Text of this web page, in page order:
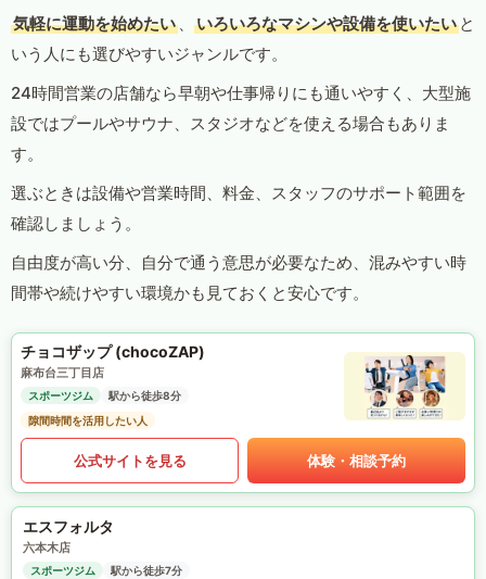
気軽に運動を始めたい 、 いろいろなマシンや設備を使いたい と
いう人にも選びやすいジャンルです。
24時間営業の店舗なら早朝や仕事帰りにも通いやすく、大型施
設ではプールやサウナ、スタジオなどを使える場合もありま
す。
選ぶときは設備や営業時間、料金、スタッフのサポート範囲を
確認しましょう。
自由度が高い分、自分で通う意思が必要なため、混みやすい時
間帯や続けやすい環境かも見ておくと安心です。
チョコザップ (chocoZAP)
麻布台三丁目店
スポーツジム
駅から徒歩8分
隙間時間を活用したい人
公式サイトを見る 体験・相談予約
エスフォルタ
六本木店
スポーツジム
駅から徒歩7分